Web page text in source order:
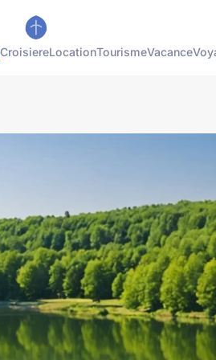
CroisiereLocationTourismeVacance